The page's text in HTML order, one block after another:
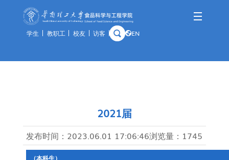
学生 教职工 校友 访客 EN
学院领导
组织架构
荣休教师 留学生
教学实践基地
科研团队
科研成果
出访公示 办事指南
教学中心
2021届
发布时间： 2023.06.01 17:06:46浏览量： 1745
（本科生）